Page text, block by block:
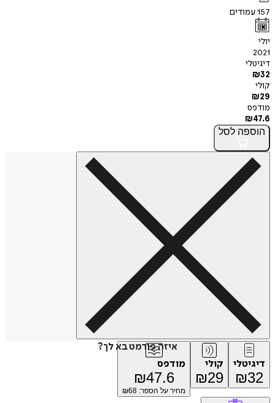
157עמודים
יולי
2021
דיגיטלי
₪32
קולי
₪29
מודפס
₪47.6
הוספה לסל
איזה פורמט בא לך?
דיגיטלי
₪32
קולי
₪29
מודפס
₪47.6
מחיר על הספר: ₪ 68